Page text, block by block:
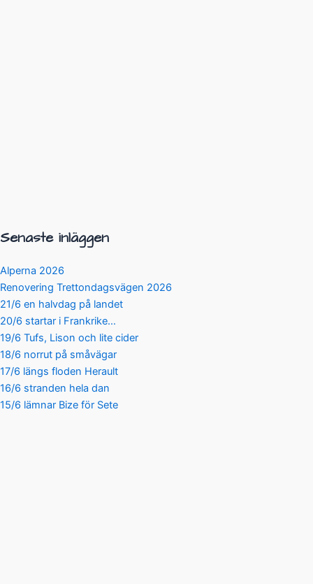
Senaste inläggen
Alperna 2026
Renovering Trettondagsvägen 2026
21/6 en halvdag på landet
20/6 startar i Frankrike…
19/6 Tufs, Lison och lite cider
18/6 norrut på småvägar
17/6 längs floden Herault
16/6 stranden hela dan
15/6 lämnar Bize för Sete